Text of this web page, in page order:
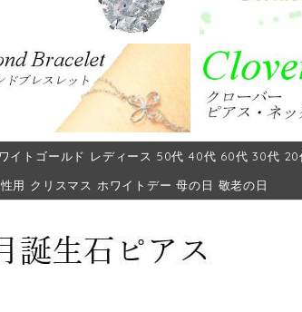
イトゴールド レディース 50代 40代 60代 30代 20
用 クリスマス ホワイトデー 母の日 敬老の日